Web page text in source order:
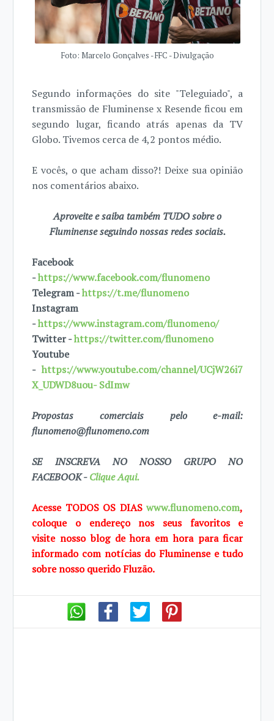
Foto: Marcelo Gonçalves - FFC - Divulgação
Segundo informações do site "Teleguiado", a
transmissão de Fluminense x Resende ficou em
segundo lugar, ficando atrás apenas da TV
Globo. Tivemos cerca de 4,2 pontos médio.
E vocês, o que acham disso?! Deixe sua opinião
nos comentários abaixo.
Aproveite e saiba também TUDO sobre o
Fluminense seguindo nossas redes sociais.
Facebook
-https://www.facebook.com/flunomeno
Telegram -https://t.me/flunomeno
Instagram
-https://www.instagram.com/flunomeno/
Twitter -https://twitter.com/flunomeno
Youtube
-https://www.youtube.com/channel/UCjW26i7
X_UDWD8uou- SdImw
Propostas comerciais pelo e-mail:
flunomeno@flunomeno.com
SE INSCREVA NO NOSSO GRUPO NO
FACEBOOK -Clique Aqui.
Acesse TODOS OS DIASwww.flunomeno.com,
coloque o endereço nos seus favoritos e
visite nosso blog dehora em hora para ficar
informado com notícias do Fluminense e tudo
sobrenosso queridoFluzão.